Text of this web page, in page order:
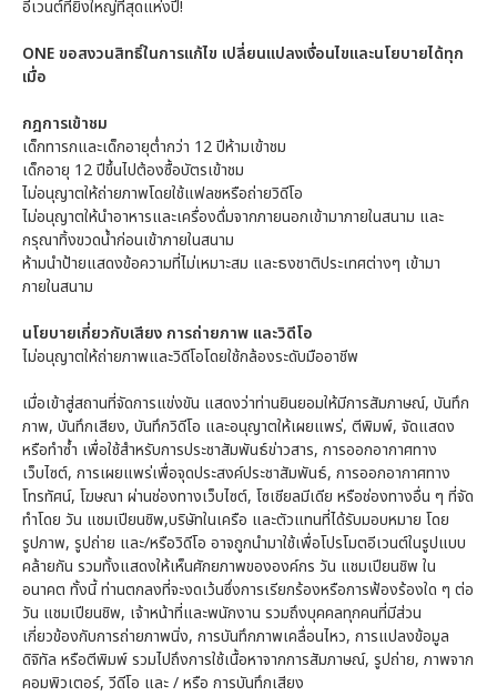
อีเวนต์ที่ยิ่งใหญ่ที่สุดแห่งปี!
ONE ขอสงวนสิทธิ์ในการแก้ไข เปลี่ยนแปลงเงื่อนไขและนโยบายได้ทุก
เมื่อ
กฎการเข้าชม
เด็กทารกและเด็กอายุต่ำกว่า 12 ปีห้ามเข้าชม
เด็กอายุ 12 ปีขึ้นไปต้องซื้อบัตรเข้าชม
ไม่อนุญาตให้ถ่ายภาพโดยใช้แฟลชหรือถ่ายวิดีโอ
ไม่อนุญาตให้นำอาหารและเครื่องดื่มจากภายนอกเข้ามาภายในสนาม และ
กรุณาทิ้งขวดน้ำก่อนเข้าภายในสนาม
ห้ามนำป้ายแสดงข้อความที่ไม่เหมาะสม และธงชาติประเทศต่างๆ เข้ามา
ภายในสนาม
นโยบายเกี่ยวกับเสียง การถ่ายภาพ และวิดีโอ
ไม่อนุญาตให้ถ่ายภาพและวิดีโอโดยใช้กล้องระดับมืออาชีพ
เมื่อเข้าสู่สถานที่จัดการแข่งขัน แสดงว่าท่านยินยอมให้มีการสัมภาษณ์, บันทึก
ภาพ, บันทึกเสียง, บันทึกวิดีโอ และอนุญาตให้เผยแพร่, ตีพิมพ์, จัดแสดง
หรือทำซ้ำ เพื่อใช้สำหรับการประชาสัมพันธ์ข่าวสาร, การออกอากาศทาง
เว็บไซต์, การเผยแพร่เพื่อจุดประสงค์ประชาสัมพันธ์, การออกอากาศทาง
โทรทัศน์, โฆษณา ผ่านช่องทางเว็บไซต์, โซเชียลมีเดีย หรือช่องทางอื่น ๆ ที่จัด
ทำโดย วัน แชมเปียนชิพ,บริษัทในเครือ และตัวแทนที่ได้รับมอบหมาย โดย
รูปภาพ, รูปถ่าย และ/หรือวิดีโอ อาจถูกนำมาใช้เพื่อโปรโมตอีเวนต์ในรูปแบบ
คล้ายกัน รวมทั้งแสดงให้เห็นศักยภาพขององค์กร วัน แชมเปียนชิพ ใน
อนาคต ทั้งนี้ ท่านตกลงที่จะงดเว้นซึ่งการเรียกร้องหรือการฟ้องร้องใด ๆ ต่อ
วัน แชมเปียนชิพ, เจ้าหน้าที่และพนักงาน รวมถึงบุคคลทุกคนที่มีส่วน
เกี่ยวข้องกับการถ่ายภาพนิ่ง, การบันทึกภาพเคลื่อนไหว, การแปลงข้อมูล
ดิจิทัล หรือตีพิมพ์ รวมไปถึงการใช้เนื้อหาจากการสัมภาษณ์, รูปถ่าย, ภาพจาก
คอมพิวเตอร์, วีดีโอ และ / หรือ การบันทึกเสียง